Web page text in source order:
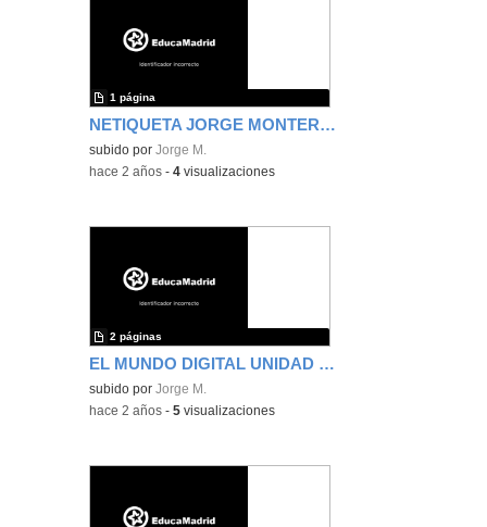
NETIQUETA JORGE MONTERO PLAT A
subido porJorge M.
1 página
-hace 2 años -4 visualizaciones
EL MUNDO DIGITAL UNIDAD DE APRENDIZAJE
subido porJorge M.
2 páginas
-hace 2 años -5 visualizaciones